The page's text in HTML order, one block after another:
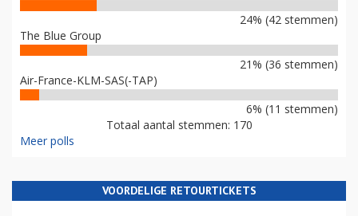
24% (42 stemmen)
The Blue Group
21% (36 stemmen)
Air-France-KLM-SAS(-TAP)
6% (11 stemmen)
Totaal aantal stemmen: 170
Meer polls
VOORDELIGE RETOURTICKETS